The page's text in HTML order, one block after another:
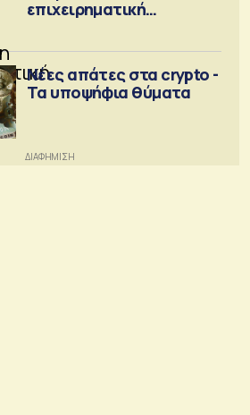
επιχειρηματική
Νέες απάτες στα crypto -
Τα υποψήφια θύματα